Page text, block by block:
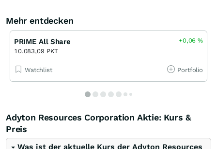
Mehr entdecken
PRIME All Share
10.083,09 PKT
+0,06%
Watchlist Portfolio
Adyton Resources Corporation Aktie: Kurs &
Preis
Was ist der aktuelle Kurs der Adyton Resources